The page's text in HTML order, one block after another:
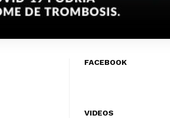
FACEBOOK
VIDEOS